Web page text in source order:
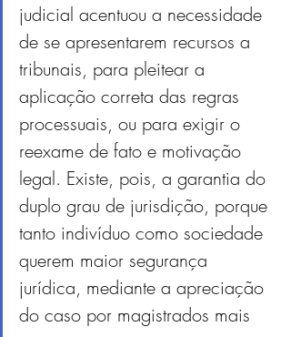
judicial acentuou a necessidade
de se apresentarem recursos a
tribunais, para pleitear a
aplicação correta das regras
processuais, ou para exigir o
reexame de fato e motivação
legal. Existe, pois, a garantia do
duplo grau de jurisdição, porque
tanto indivíduo como sociedade
querem maior segurança
jurídica, mediante a apreciação
do caso por magistrados mais